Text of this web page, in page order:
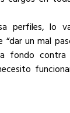
perfiles, lo
un mal
fondo contra